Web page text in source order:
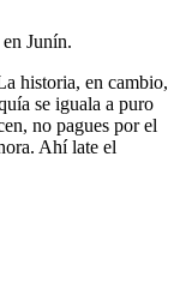
Junín.
historia, en cambio,
se iguala a puro
no pagues por el
Ahí late el